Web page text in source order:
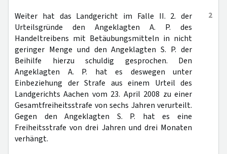
2
Weiter hat das Landgericht im Falle II. 2. der
Urteilsgründe den Angeklagten A. P. des
Handeltreibens mit Betäubungsmitteln in nicht
geringer Menge und den Angeklagten S. P. der
Beihilfe hierzu schuldig gesprochen. Den
Angeklagten A. P. hat es deswegen unter
Einbeziehung der Strafe aus einem Urteil des
Landgerichts Aachen vom 23. April 2008 zu einer
Gesamtfreiheitsstrafe von sechs Jahren verurteilt.
Gegen den Angeklagten S. P. hat es eine
Freiheitsstrafe von drei Jahren und drei Monaten
verhängt.